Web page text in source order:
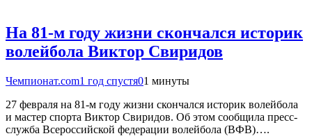
На 81-м году жизни скончался историк
волейбола Виктор Свиридов
Чемпионат.com1 год спустя01 минуты
27 февраля на 81-м году жизни скончался историк волейбола
и мастер спорта Виктор Свиридов. Об этом сообщила пресс-
служба Всероссийской федерации волейбола (ВФВ)….